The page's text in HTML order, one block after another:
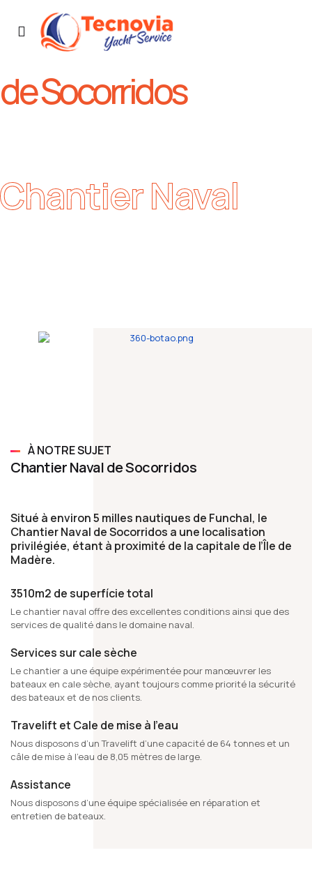
Chantier Naval
de Socorridos
À NOTRE SUJET
Chantier Naval de Socorridos
Situé à environ 5 milles nautiques de Funchal, le
Chantier Naval de Socorridos a une localisation
privilégiée, étant à proximité de la capitale de l’Île de
Madère.
3510m2 de superfície total
Le chantier naval offre des excellentes conditions ainsi que des
services de qualité dans le domaine naval.
Services sur cale sèche
Le chantier a une équipe expérimentée pour manœuvrer les
bateaux en cale sèche, ayant toujours comme priorité la sécurité
des bateaux et de nos clients.
Travelift et Cale de mise à l’eau
Nous disposons d’un Travelift d’une capacité de 64 tonnes et un
câle de mise à l’eau de 8,05 mètres de large.
Assistance
Nous disposons d’une équipe spécialisée en réparation et
entretien de bateaux.